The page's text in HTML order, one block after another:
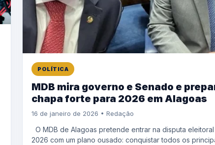
POLÍTICA
MDB mira governo e Senado e
chapa forte para 2026 em Alagoas
16 de janeiro de 2026 • Redação
O MDB de Alagoas pretende entrar na disputa
2026 com um plano ousado: conquistar todos os